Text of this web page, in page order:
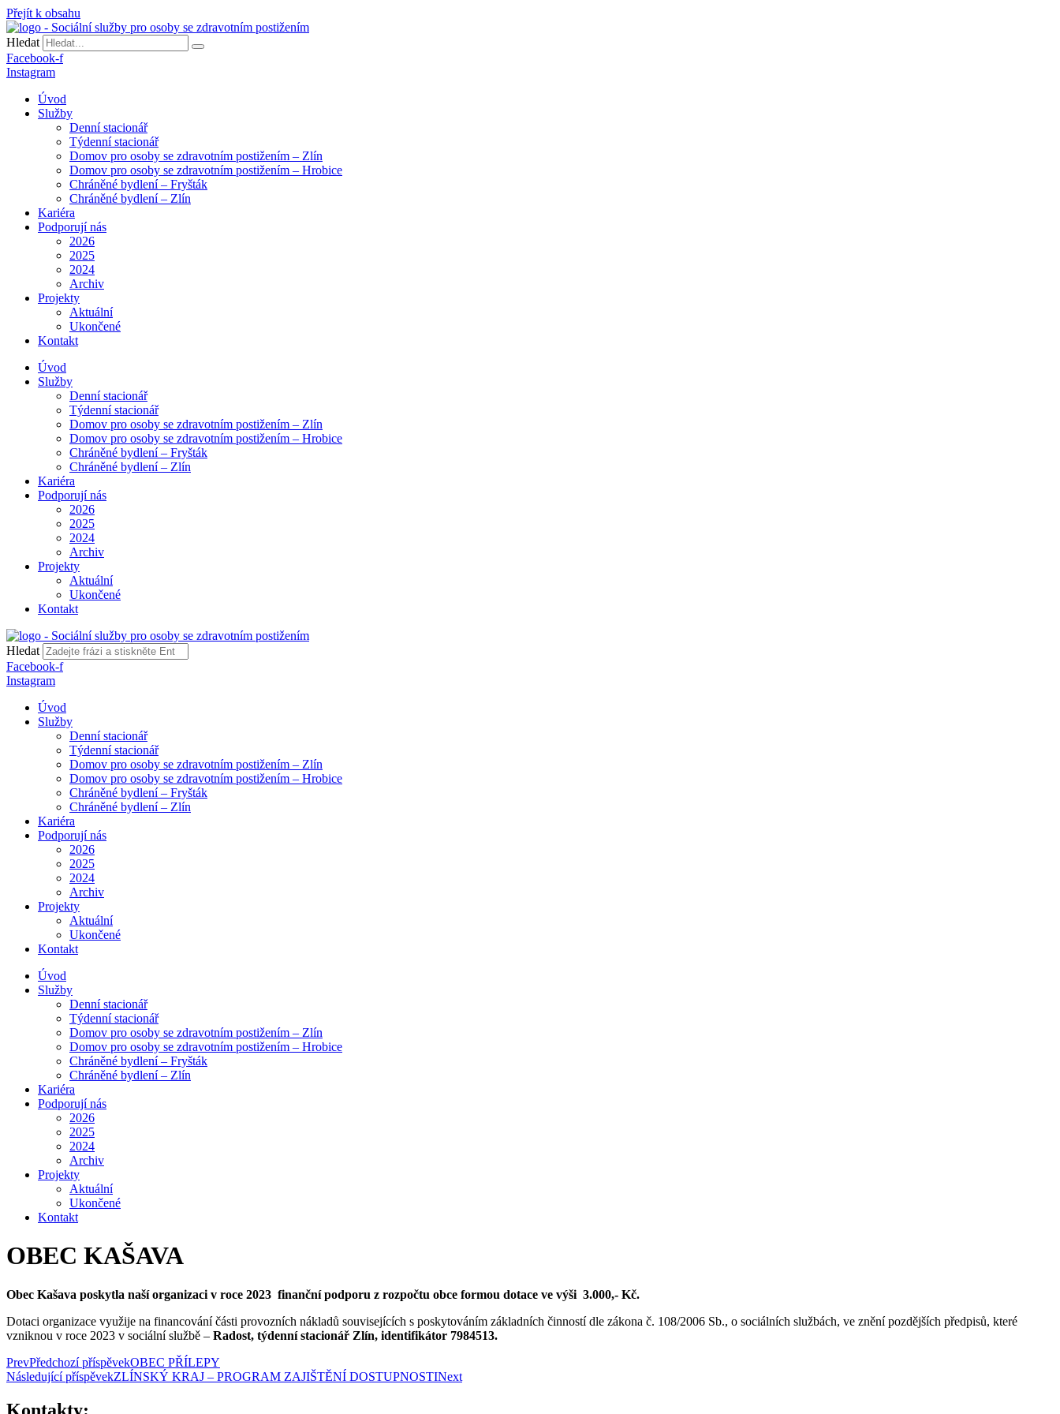
Přejít k obsahu
Hledat
Facebook-f
Instagram
Úvod
Služby
Denní stacionář
Týdenní stacionář
Domov pro osoby se zdravotním postižením – Zlín
Domov pro osoby se zdravotním postižením – Hrobice
Chráněné bydlení – Fryšták
Chráněné bydlení – Zlín
Kariéra
Podporují nás
2026
2025
2024
Archiv
Projekty
Aktuální
Ukončené
Kontakt
Úvod
Služby
Denní stacionář
Týdenní stacionář
Domov pro osoby se zdravotním postižením – Zlín
Domov pro osoby se zdravotním postižením – Hrobice
Chráněné bydlení – Fryšták
Chráněné bydlení – Zlín
Kariéra
Podporují nás
2026
2025
2024
Archiv
Projekty
Aktuální
Ukončené
Kontakt
Hledat
Facebook-f
Instagram
Úvod
Služby
Denní stacionář
Týdenní stacionář
Domov pro osoby se zdravotním postižením – Zlín
Domov pro osoby se zdravotním postižením – Hrobice
Chráněné bydlení – Fryšták
Chráněné bydlení – Zlín
Kariéra
Podporují nás
2026
2025
2024
Archiv
Projekty
Aktuální
Ukončené
Kontakt
Úvod
Služby
Denní stacionář
Týdenní stacionář
Domov pro osoby se zdravotním postižením – Zlín
Domov pro osoby se zdravotním postižením – Hrobice
Chráněné bydlení – Fryšták
Chráněné bydlení – Zlín
Kariéra
Podporují nás
2026
2025
2024
Archiv
Projekty
Aktuální
Ukončené
Kontakt
OBEC KAŠAVA
Obec Kašava poskytla naší organizaci v roce 2023 finanční podporu z rozpočtu obce formou dotace ve výši 3.000,- Kč.
Dotaci organizace využije na financování části provozních nákladů souvisejících s poskytováním základních činností dle zákona č. 108/2006 Sb., o sociálních službách, ve znění pozdějších předpisů, které
vzniknou v roce 2023 v sociální službě – Radost, týdenní stacionář Zlín, identifikátor 7984513.
PrevPředchozí příspěvekOBEC PŘÍLEPY
Následující příspěvekZLÍNSKÝ KRAJ – PROGRAM ZAJIŠTĚNÍ DOSTUPNOSTINext
Kontakty: